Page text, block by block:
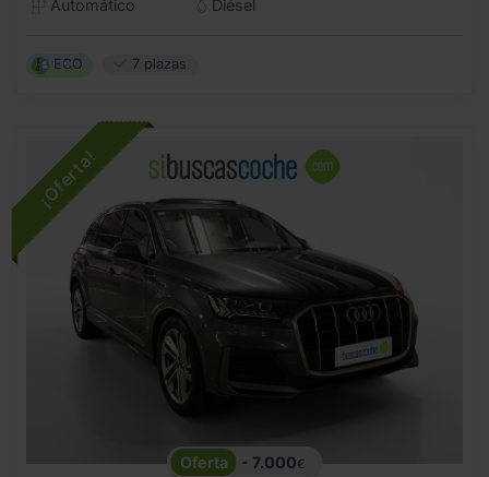
Automático
Diésel
ECO 7 plazas
- 7.000€